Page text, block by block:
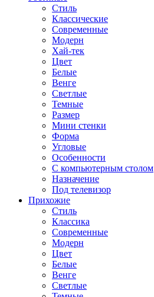
Стиль
Классические
Современные
Модерн
Хай-тек
Цвет
Белые
Венге
Светлые
Темные
Размер
Мини стенки
Форма
Угловые
Особенности
С компьютерным столом
Назначение
Под телевизор
Прихожие
Стиль
Классика
Современные
Модерн
Цвет
Белые
Венге
Светлые